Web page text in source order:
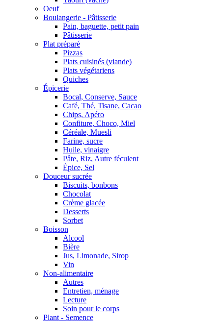
Oeuf
Boulangerie - Pâtisserie
Pain, baguette, petit pain
Pâtisserie
Plat préparé
Pizzas
Plats cuisinés (viande)
Plats végétariens
Quiches
Épicerie
Bocal, Conserve, Sauce
Café, Thé, Tisane, Cacao
Chips, Apéro
Confiture, Choco, Miel
Céréale, Muesli
Farine, sucre
Huile, vinaigre
Pâte, Riz, Autre féculent
Épice, Sel
Douceur sucrée
Biscuits, bonbons
Chocolat
Crème glacée
Desserts
Sorbet
Boisson
Alcool
Bière
Jus, Limonade, Sirop
Vin
Non-alimentaire
Autres
Entretien, ménage
Lecture
Soin pour le corps
Plant - Semence